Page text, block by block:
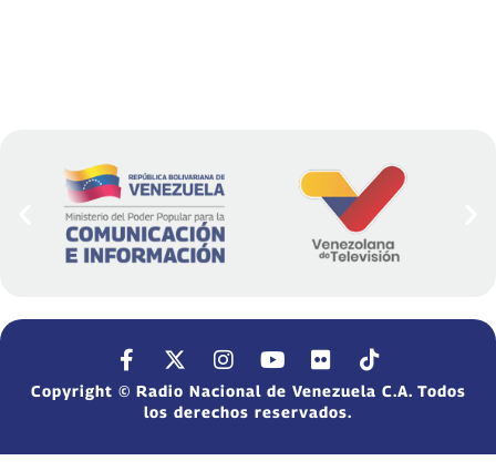
Copyright © Radio Nacional de Venezuela C.A. Todos
los derechos reservados.